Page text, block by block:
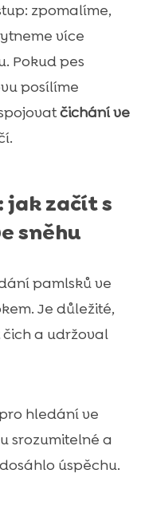
zpomalíme,
více
Pokud pes
posílíme
čichání ve
jak začít s
sněhu
pamlsků ve
Je důležité,
a udržoval
hledání ve
srozumitelné a
úspěchu.